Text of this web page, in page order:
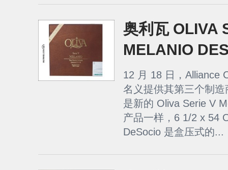
奥利瓦 OLIVA
MELANIO
12 月 18 日，Alliance
名义提供其第三个制
是新的 Oliva Serie V
产品一样，6 1/2 x 54
DeSocio 是盒压式的...